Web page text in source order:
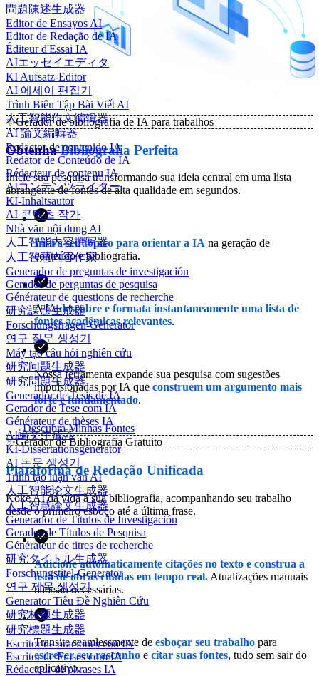
問題陳述生成器
Editor de Ensayos AI
Editor de Redação de IA
Éditeur d'Essai IA
AIエッセイエディタ
KI Aufsatz-Editor
AI 에세이 편집기
Trình Biên Tập Bài Viết AI
人工智能作文编辑器
AI 論文編輯器
Redactor de contenido IA
Redator de Conteúdo de IA
Rédacteur de contenu IA
AIコンテンツライター
KI-Inhaltsautor
AI 콘텐츠 작가
Nhà văn nội dung AI
人工智能内容撰写器
人工智慧內容作家
Generador de preguntas de investigación
Gerador de perguntas de pesquisa
Générateur de questions de recherche
研究課題生成器
Forschungsfragen-Generator
연구 질문 생성기
Máy tạo câu hỏi nghiên cứu
研究问题生成器
研究問題生成器
Generador de Tesis de IA
Gerador de Tese com IA
Générateur de thèses IA
AI論文生成器
KI-Dissertationsgenerator
AI 논문 생성기
Trình tạo luận văn AI
人工智能论文生成器
人工智慧論文生成器
Generador de Títulos de Investigación
Gerador de Títulos de Pesquisa
Générateur de titres de recherche
研究タイトル生成器
Forschungstitel-Generator
연구 제목 생성기
Generator Tiêu Đề Nghiên Cứu
研究标题生成器
研究標題生成器
Escritor de oraciones con IA
Escritor de Frases com IA
Rédacteur de phrases IA
✨Gerador de bibliografia de IA para trabalhos
ObtenhaBibliografia Perfeita
Inicie sua pesquisa transformando sua ideia central em uma lista
abrangente de fontes de alta qualidade em segundos.
Insira seu tópico para orientar a IA na geração de
conteúdo e bibliografia.
A IAdescobre e formata instantaneamente uma lista de
fontes acadêmicas relevantes.
Nossa ferramenta expande sua pesquisa com sugestões
impulsionadas por IA que construem um argumento mais
forte e fundamentado.
Descubra Minhas Fontes
✨Gerador de Bibliografia Gratuito
Plataforma de Redação Unificada
Koke AI dá vida à sua bibliografia, acompanhando seu trabalho
desde o primeiro esboço até a última frase.
Adicione automaticamente citações no texto e construa a
lista de obras citadas em tempo real. Atualizações manuais
não são necessárias.
Transite seamlessmente de esboçar seu trabalho para
escrever seu rascunho e citar suas fontes, tudo sem sair do
aplicativo.